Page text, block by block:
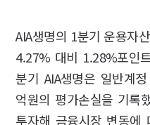
AIA생명의 1분기 운용자
4.27% 대비 1.28%포인
분기 AIA생명은 일반계
억원의 평가손실을 기록
투자해 금융시장 변동에